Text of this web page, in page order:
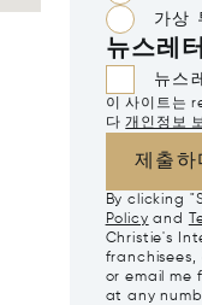
가상
뉴스레
뉴스
이 사이트는
다 개인정보
제출하
By clicking
Policy and
Christie's
or email me
at any